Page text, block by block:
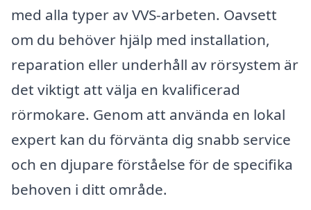
med alla typer av VVS-arbeten. Oavsett
om du behöver hjälp med installation,
reparation eller underhåll av rörsystem är
det viktigt att välja en kvalificerad
rörmokare. Genom att använda en lokal
expert kan du förvänta dig snabb service
och en djupare förståelse för de specifika
behoven i ditt område.